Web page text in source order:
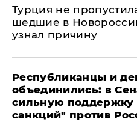
Турция не
шедшие в
узнал причину
Республиканцы и
объединились: в
сильную поддержку
санкций" против